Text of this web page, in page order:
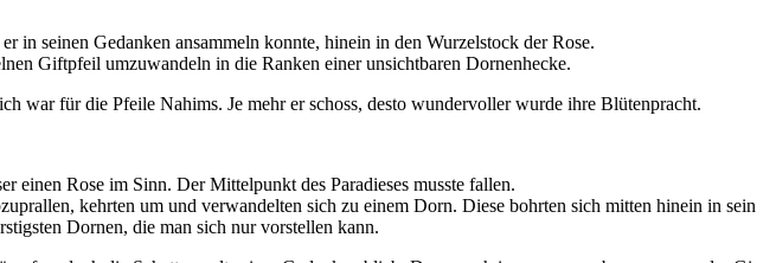
in seinen Gedanken ansammeln konnte, hinein in den Wurzelstock der Rose.
Giftpfeil umzuwandeln in die Ranken einer unsichtbaren Dornenhecke.
war für die Pfeile Nahims. Je mehr er schoss, desto wundervoller wurde ihre Blütenpracht.
einen Rose im Sinn. Der Mittelpunkt des Paradieses musste fallen.
kehrten um und verwandelten sich zu einem Dorn. Diese bohrten sich mitten hinein in sein
Dornen, die man sich nur vorstellen kann.